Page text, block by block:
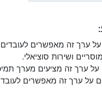
על ערך זה מאפשרים
ושירות סוציאלי.
על ערך זה מציעים מערך
על ערך זה מאפשרים